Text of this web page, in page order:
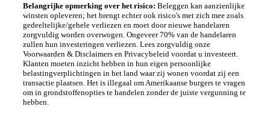
Belangrijke opmerking over het risico: Beleggen kan aanzienlijke
winsten opleveren; het brengt echter ook risico's met zich mee zoals
gedeeltelijke/gehele verliezen en moet door nieuwe handelaren
zorgvuldig worden overwogen. Ongeveer 70% van de handelaren
zullen hun investeringen verliezen. Lees zorgvuldig onze
Voorwaarden & Disclaimers en Privacybeleid voordat u investeert.
Klanten moeten inzicht hebben in hun eigen persoonlijke
belastingverplichtingen in het land waar zij wonen voordat zij een
transactie plaatsen. Het is illegaal om Amerikaanse burgers te vragen
om in grondstoffenopties te handelen zonder de juiste vergunning te
hebben.